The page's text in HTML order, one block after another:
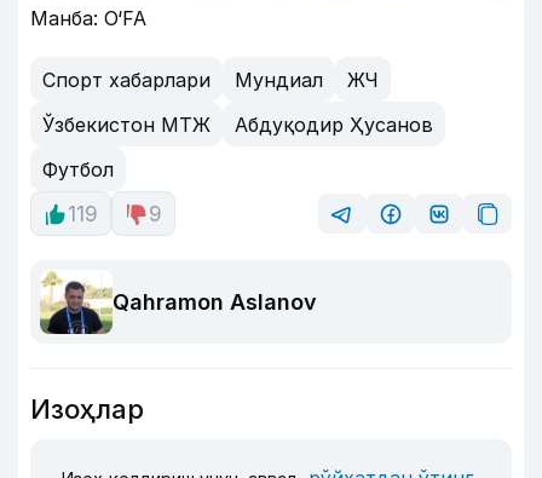
Манба: O‘FA
Спорт хабарлари Мундиал
ЖЧ
Ўзбекистон МТЖ
Абдуқодир Ҳусанов
Футбол
119
9
Qahramon Aslanov
Изоҳлар